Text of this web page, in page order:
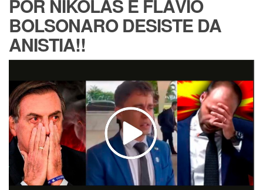
POR NIKOLAS E FLÁVIO
BOLSONARO DESISTE DA
ANISTIA!!